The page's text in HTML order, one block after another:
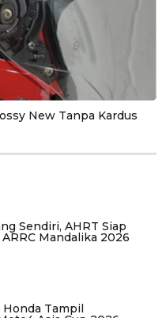
New Tanpa Kardus
Sendiri, AHRT Siap
Mandalika 2026
Tampil